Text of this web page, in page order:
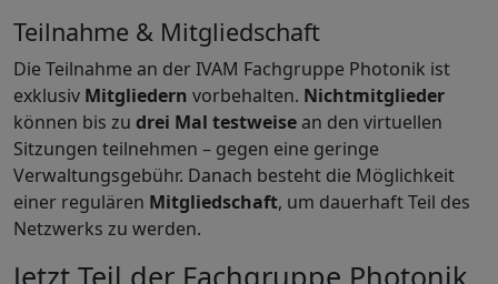
Teilnahme & Mitgliedschaft
Die Teilnahme an der IVAM Fachgruppe Photonik ist
exklusiv Mitgliedern vorbehalten. Nichtmitglieder
können bis zu drei Mal testweise an den virtuellen
Sitzungen teilnehmen – gegen eine geringe
Verwaltungsgebühr. Danach besteht die Möglichkeit
einer regulären Mitgliedschaft, um dauerhaft Teil des
Netzwerks zu werden.
Jetzt Teil der Fachgruppe Photonik